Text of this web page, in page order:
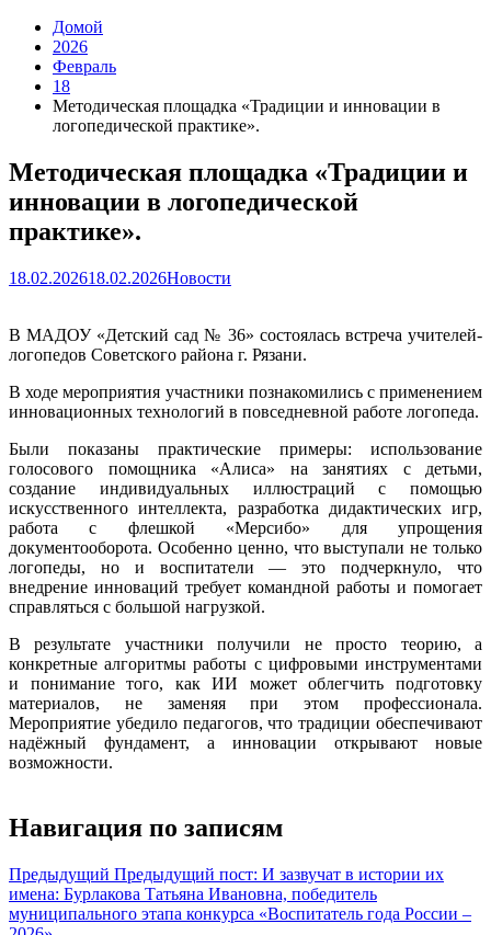
Домой
2026
Февраль
18
Методическая площадка «Традиции и инновации в
логопедической практике».
Методическая площадка «Традиции и
инновации в логопедической
практике».
18.02.202618.02.2026Новости
В МАДОУ «Детский сад № 36» состоялась встреча учителей-
логопедов Советского района г. Рязани.
В ходе мероприятия участники познакомились с применением
инновационных технологий в повседневной работе логопеда.
Были показаны практические примеры: использование
голосового помощника «Алиса» на занятиях с детьми,
создание индивидуальных иллюстраций с помощью
искусственного интеллекта, разработка дидактических игр,
работа с флешкой «Мерсибо» для упрощения
документооборота. Особенно ценно, что выступали не только
логопеды, но и воспитатели — это подчеркнуло, что
внедрение инноваций требует командной работы и помогает
справляться с большой нагрузкой.
В результате участники получили не просто теорию, а
конкретные алгоритмы работы с цифровыми инструментами
и понимание того, как ИИ может облегчить подготовку
материалов, не заменяя при этом профессионала.
Мероприятие убедило педагогов, что традиции обеспечивают
надёжный фундамент, а инновации открывают новые
возможности.
Навигация по записям
Предыдущий Предыдущий пост: И зазвучат в истории их
имена: Бурлакова Татьяна Ивановна, победитель
муниципального этапа конкурса «Воспитатель года России –